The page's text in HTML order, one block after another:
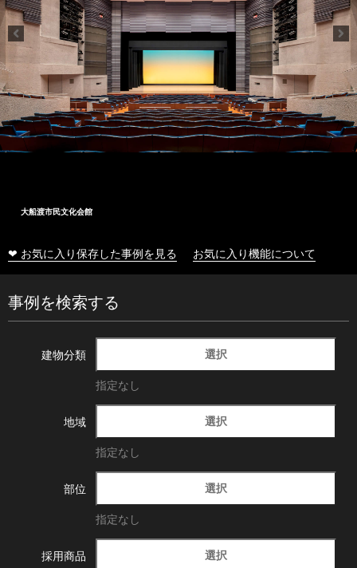
大船渡市民文化会館
❤ お気に入り保存した事例を見る お気に入り機能について
事例を検索する
建物分類 選択
指定なし
地域 選択
指定なし
部位 選択
指定なし
採用商品 選択